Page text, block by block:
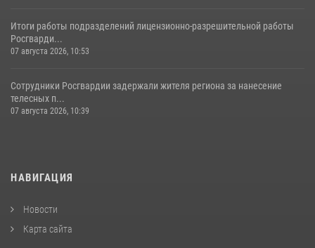
Итоги работы подразделений лицензионно-разрешительной работы
Росгварди...
07 августа 2026, 10:53
Сотрудники Росгвардии задержали жителя региона за нанесение
телесных п...
07 августа 2026, 10:39
НАВИГАЦИЯ
Новости
Карта сайта